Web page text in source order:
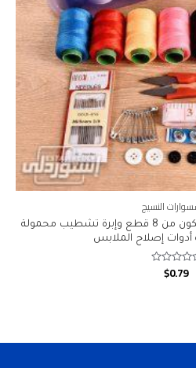
النسيج
صندوق أدوات خياطة منزلي مكون من 8 قطع وإبرة تشطيب محمولة
أدوات إصلاح الملابس
$0.79